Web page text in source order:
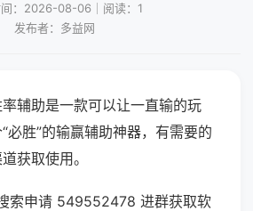
间：2026-08-06｜阅读：1
发布者：多益网
辅助是一款可以让一直输的玩
必胜”的输赢辅助神器，有需要的
获取使用。
索申请 549552478 进群获取软